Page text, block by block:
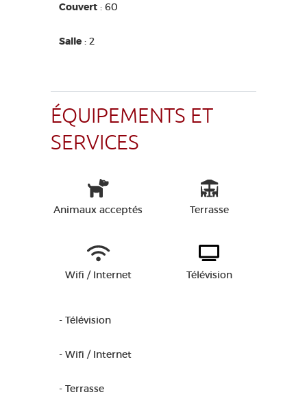
Couvert : 60
Salle : 2
ÉQUIPEMENTS ET
SERVICES
Animaux acceptés Terrasse
Wifi / Internet Télévision
- Télévision
- Wifi / Internet
- Terrasse